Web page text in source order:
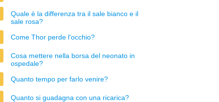
Quale è la differenza tra il sale bianco e il
sale rosa?
Come Thor perde l'occhio?
Cosa mettere nella borsa del neonato in
ospedale?
Quanto tempo per farlo venire?
Quanto si guadagna con una ricarica?